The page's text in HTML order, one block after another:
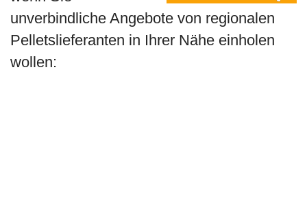
unverbindliche Angebote von regionalen
Pelletslieferanten in Ihrer Nähe einholen
wollen: